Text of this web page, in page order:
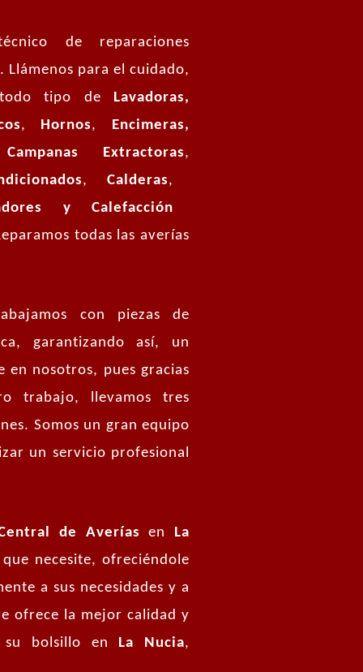
de reparaciones
. Llámenos para el cuidado,
todo tipo de
Lavadoras,
, Hornos,
Encimeras,
Extractoras,
, Calderas,
y Calefacción
todas las averías
con piezas de
garantizando así, un
en nosotros, pues gracias
trabajo, llevamos tres
Somos un gran equipo
un servicio profesional
de Averías en
La
necesite, ofreciéndole
a sus necesidades y a
ofrece la mejor calidad y
su bolsillo en
La Nucia,